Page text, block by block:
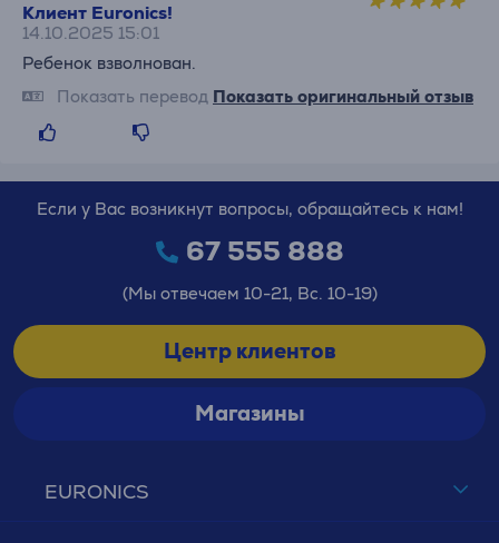
Клиент Euronics!
14.10.2025 15:01
Ребенок взволнован.
Показать перевод Показать оригинальный отзыв
EURONICS
Если у Вас возникнут вопросы, обращайтесь к нам!
67 555 888
(Мы отвечаем 10-21, Вс. 10-19)
Центр клиентов
Магазины